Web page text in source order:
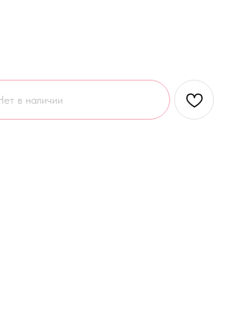
в наличии